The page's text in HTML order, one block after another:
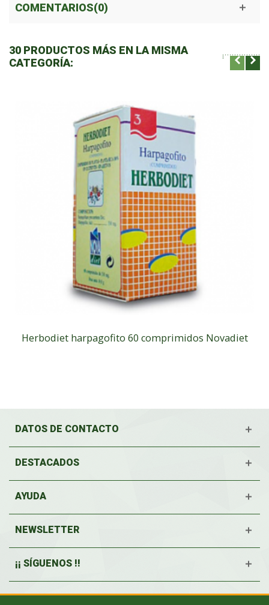
COMENTARIOS(0)
30 PRODUCTOS MÁS EN LA MISMA
CATEGORÍA:
Herbodiet harpagofito 60 comprimidos Novadiet
DATOS DE CONTACTO
DESTACADOS
AYUDA
NEWSLETTER
¡¡ SÍGUENOS !!